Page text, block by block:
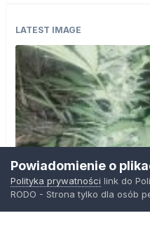
LATEST IMAGE
Powiadomienie o
Polityka prywatności link do
RODO - Strona tylko dla osób